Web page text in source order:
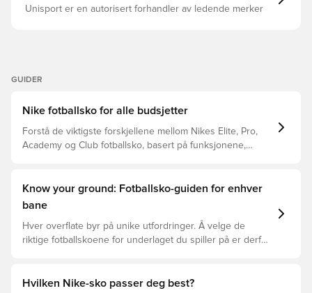
Unisport er en autorisert forhandler av ledende merker
GUIDER
Nike fotballsko for alle budsjetter
Forstå de viktigste forskjellene mellom Nikes Elite, Pro,
Academy og Club fotballsko, basert på funksjonene,
Know your ground: Fotballsko-guiden for enhver
bane
Hver overflate byr på unike utfordringer. Å velge de
riktige fotballskoene for underlaget du spiller på er derfor
fotballsko som er det beste valget for de forskjellige
Hvilken Nike-sko passer deg best?